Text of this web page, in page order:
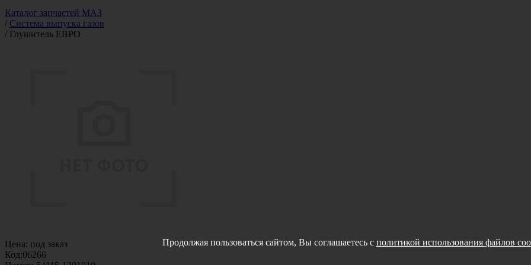
Каталог запчастей МАЗ
/ Система выпуска газов
/ Глушитель ЕВРО
Цена: под заказ
Код:06266
Продолжая пользоваться сайтом, Вы соглашаетесь с политикой использования файлов